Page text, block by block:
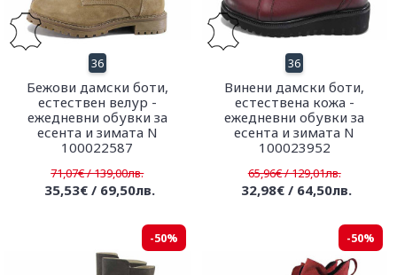
36
Бежови дамски боти,
естествен велур -
ежедневни обувки за
есента и зимата N
100022587
71,07€ / 139,00лв.
35,53€ / 69,50лв.
36
Винени дамски боти,
естествена кожа -
ежедневни обувки за
есента и зимата N
100023952
65,96€ / 129,01лв.
32,98€ / 64,50лв.
-50% -50%